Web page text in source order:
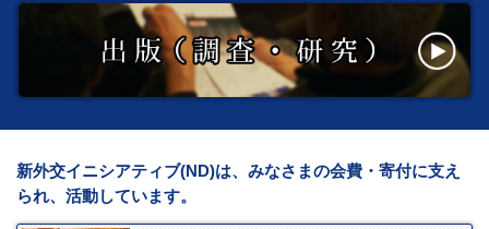
新外交イニシアティブ(ND)は、みなさまの会費・寄付に支え
られ、活動しています。